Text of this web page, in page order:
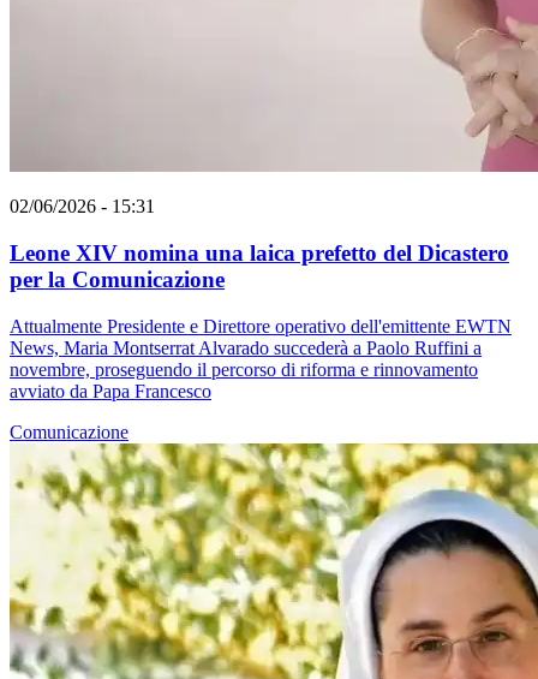
02/06/2026 - 15:31
Leone XIV nomina una laica prefetto del Dicastero
per la Comunicazione
Attualmente Presidente e Direttore operativo dell'emittente EWTN
News, Maria Montserrat Alvarado succederà a Paolo Ruffini a
novembre, proseguendo il percorso di riforma e rinnovamento
avviato da Papa Francesco
Comunicazione